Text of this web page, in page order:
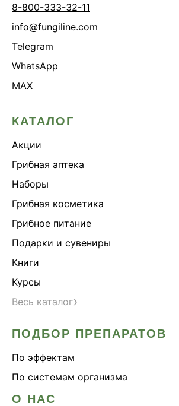
8-800-333-32-11
info@fungiline.com
Telegram
WhatsApp
MAX
КАТАЛОГ
Акции
Грибная аптека
Наборы
Грибная косметика
Грибное питание
Подарки и сувениры
Книги
Курсы
Весь каталог›
ПОДБОР ПРЕПАРАТОВ
По эффектам
По системам организма
О НАС